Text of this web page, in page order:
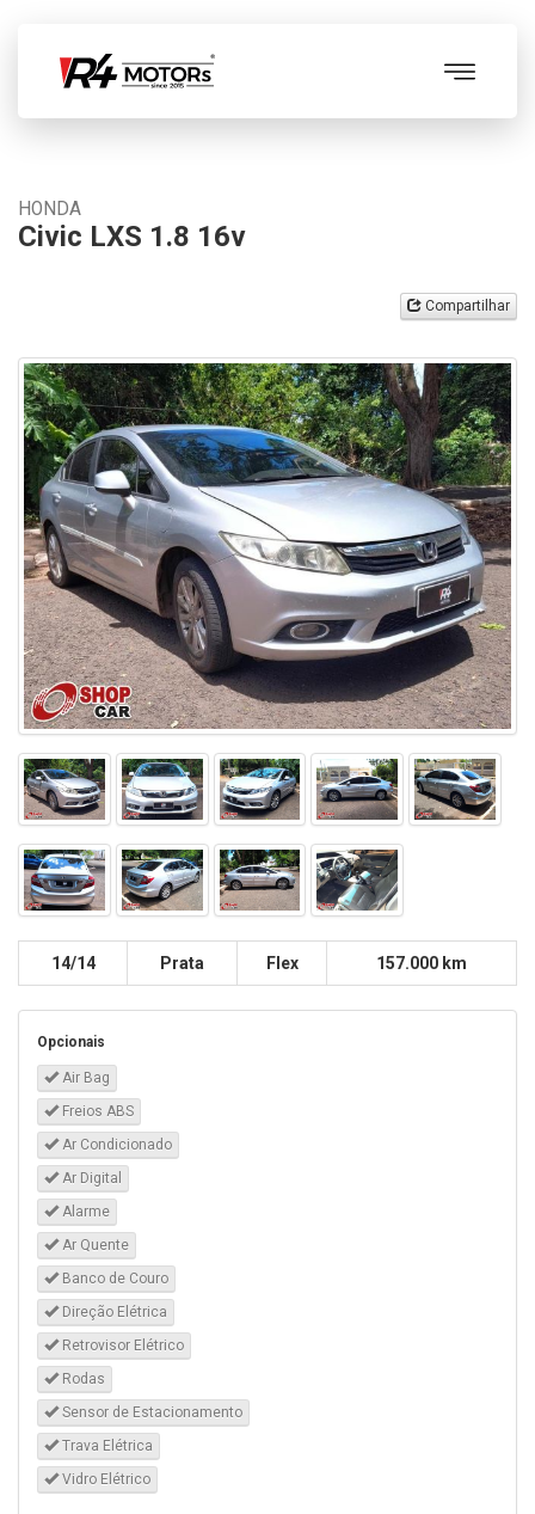
HONDA
Civic LXS 1.8 16v
Compartilhar
14/14 Prata Flex 157.000 km
Opcionais
Air Bag
Freios ABS
Ar Condicionado
Ar Digital
Alarme
Ar Quente
Banco de Couro
Direção Elétrica
Retrovisor Elétrico
Rodas
Sensor de Estacionamento
Trava Elétrica
Vidro Elétrico